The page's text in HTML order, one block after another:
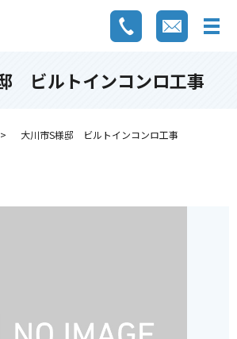
ビルトインコンロ工事
大川市S様邸 ビルトインコンロ工事